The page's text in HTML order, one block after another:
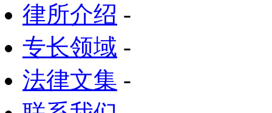
律所介绍 -
专长领域 -
法律文集 -